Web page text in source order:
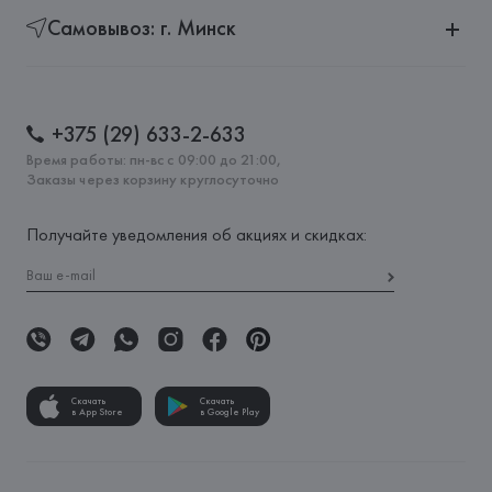
Самовывоз: г. Минск
+375 (29) 633-2-633
Время работы: пн-вс с 09:00 до 21:00,
Заказы через корзину круглосуточно
Получайте уведомления об акциях и скидках:
Скачать
в App Store
Скачать
в Google Play